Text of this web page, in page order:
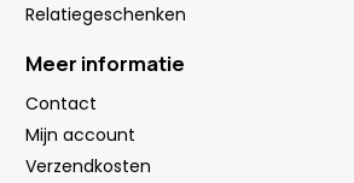
Relatiegeschenken
Meer informatie
Contact
Mijn account
Verzendkosten